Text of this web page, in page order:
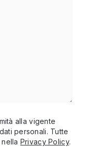
alla vigente
personali. Tutte
Privacy Policy.